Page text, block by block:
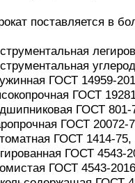
поставляется в
ГОСТ 14959-
ГОСТ
ГОСТ 801-
ГОСТ 20072-
ГОСТ 1414-75,
ГОСТ 4543-
ГОСТ 4543-